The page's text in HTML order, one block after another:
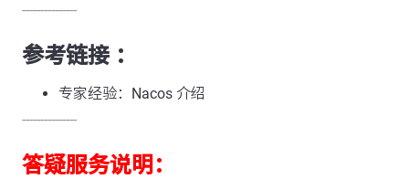
---------------
参考链接 ：
专家经验：Nacos 介绍
---------------
答疑服务说明：